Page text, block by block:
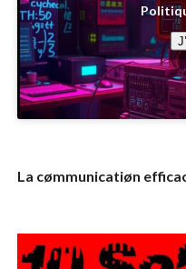
La cømmunicatiøn